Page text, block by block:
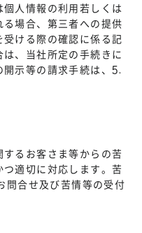
人情報の利用若しくは
場合、第三者への提供
ける際の確認に係る記
、当社所定の手続きに
示等の請求手続は、5.
るお客さま等からの苦
適切に対応します。苦
問合せ及び苦情等の受付